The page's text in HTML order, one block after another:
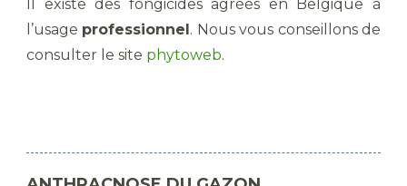
Il existe des fongicides agréés en Belgique à
l’usage professionnel. Nous vous conseillons de
consulter le site phytoweb.